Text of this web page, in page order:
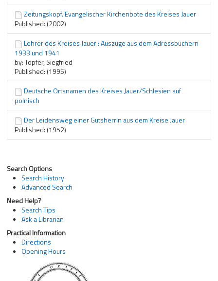
Zeitungskopf. Evangelischer Kirchenbote des Kreises Jauer
Published: (2002)
Lehrer des Kreises Jauer : Auszüge aus dem Adressbüchern
1933 und 1941
by: Töpfer, Siegfried
Published: (1995)
Deutsche Ortsnamen des Kreises Jauer/Schlesien auf
polnisch
Der Leidensweg einer Gutsherrin aus dem Kreise Jauer
Published: (1952)
Search Options
Search History
Advanced Search
Need Help?
Search Tips
Ask a Librarian
Practical Information
Directions
Opening Hours